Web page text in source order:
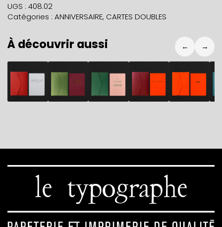
BON
ANNIVERSAIRE
+
orange
fluo
UGS : 408.02
Catégories : ANNIVERSAIRE, CARTES DOUBLES
À découvrir aussi
5,90€ 5,90 5,90€ 5,90€ 5,90€
← →